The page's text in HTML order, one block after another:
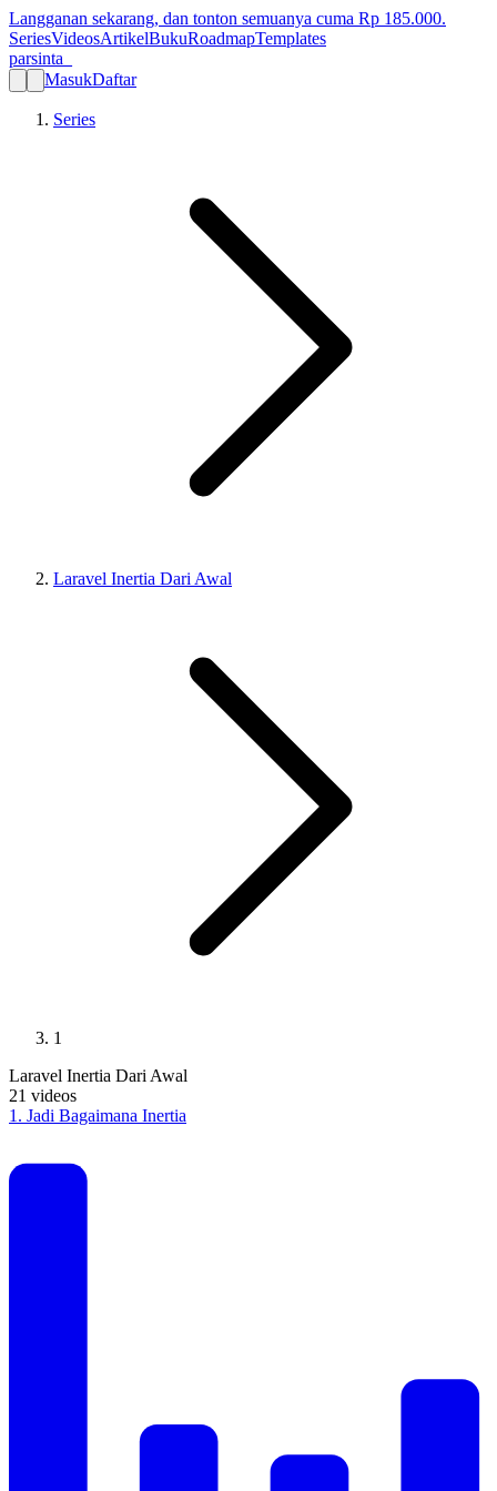
Langganan sekarang, dan tonton semuanya cuma Rp 185.000.
SeriesVideosArtikelBukuRoadmapTemplates
parsinta_
MasukDaftar
Series
Laravel Inertia Dari Awal
1
Laravel Inertia Dari Awal
21 videos
1 . Jadi Bagaimana Inertia